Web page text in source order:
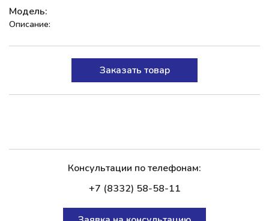
Модель:
Описание:
Заказать товар
Консультации по телефонам:
+7 (8332) 58-58-11